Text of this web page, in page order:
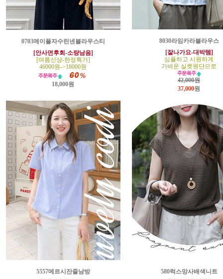
0703메이플자수린넨블라우스티
[안사면후회-소량남음]
[여름신상-한정특가]
46000원->18000원
18,000원
8030라임카라블라우스
[잘나가요-대박템]
심플하고 시원하게
가벼운 실켓원단으로
42,000원
37,000원
5557메르시잔줄남방
580럭스망사배색니트